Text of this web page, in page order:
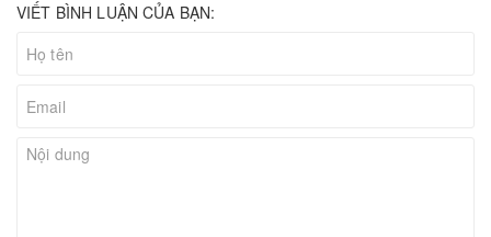
VIẾT BÌNH LUẬN CỦA BẠN: